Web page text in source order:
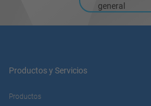
general
Productos y Servicios
Productos